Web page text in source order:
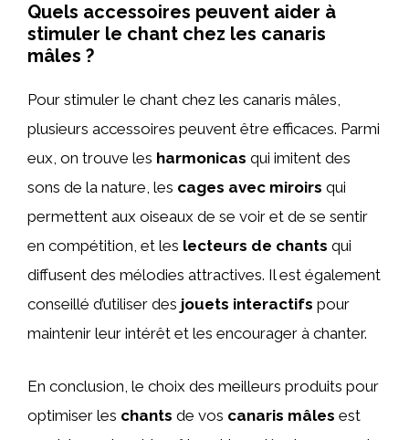
Quels accessoires peuvent aider à
stimuler le chant chez les canaris
mâles ?
Pour stimuler le chant chez les canaris mâles,
plusieurs accessoires peuvent être efficaces. Parmi
eux, on trouve les harmonicas qui imitent des
sons de la nature, les cages avec miroirs qui
permettent aux oiseaux de se voir et de se sentir
en compétition, et les lecteurs de chants qui
diffusent des mélodies attractives. Il est également
conseillé d’utiliser des jouets interactifs pour
maintenir leur intérêt et les encourager à chanter.
En conclusion, le choix des meilleurs produits pour
optimiser les chants de vos canaris mâles est